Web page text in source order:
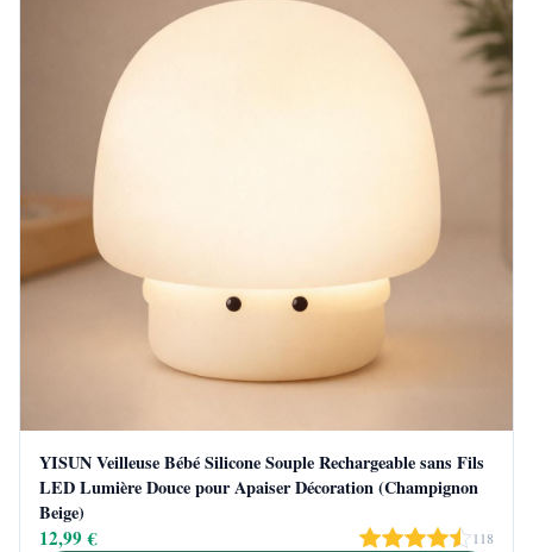
YISUN Veilleuse Bébé Silicone Souple Rechargeable sans Fils
LED Lumière Douce pour Apaiser Décoration (Champignon
Beige)
12,99 € 118